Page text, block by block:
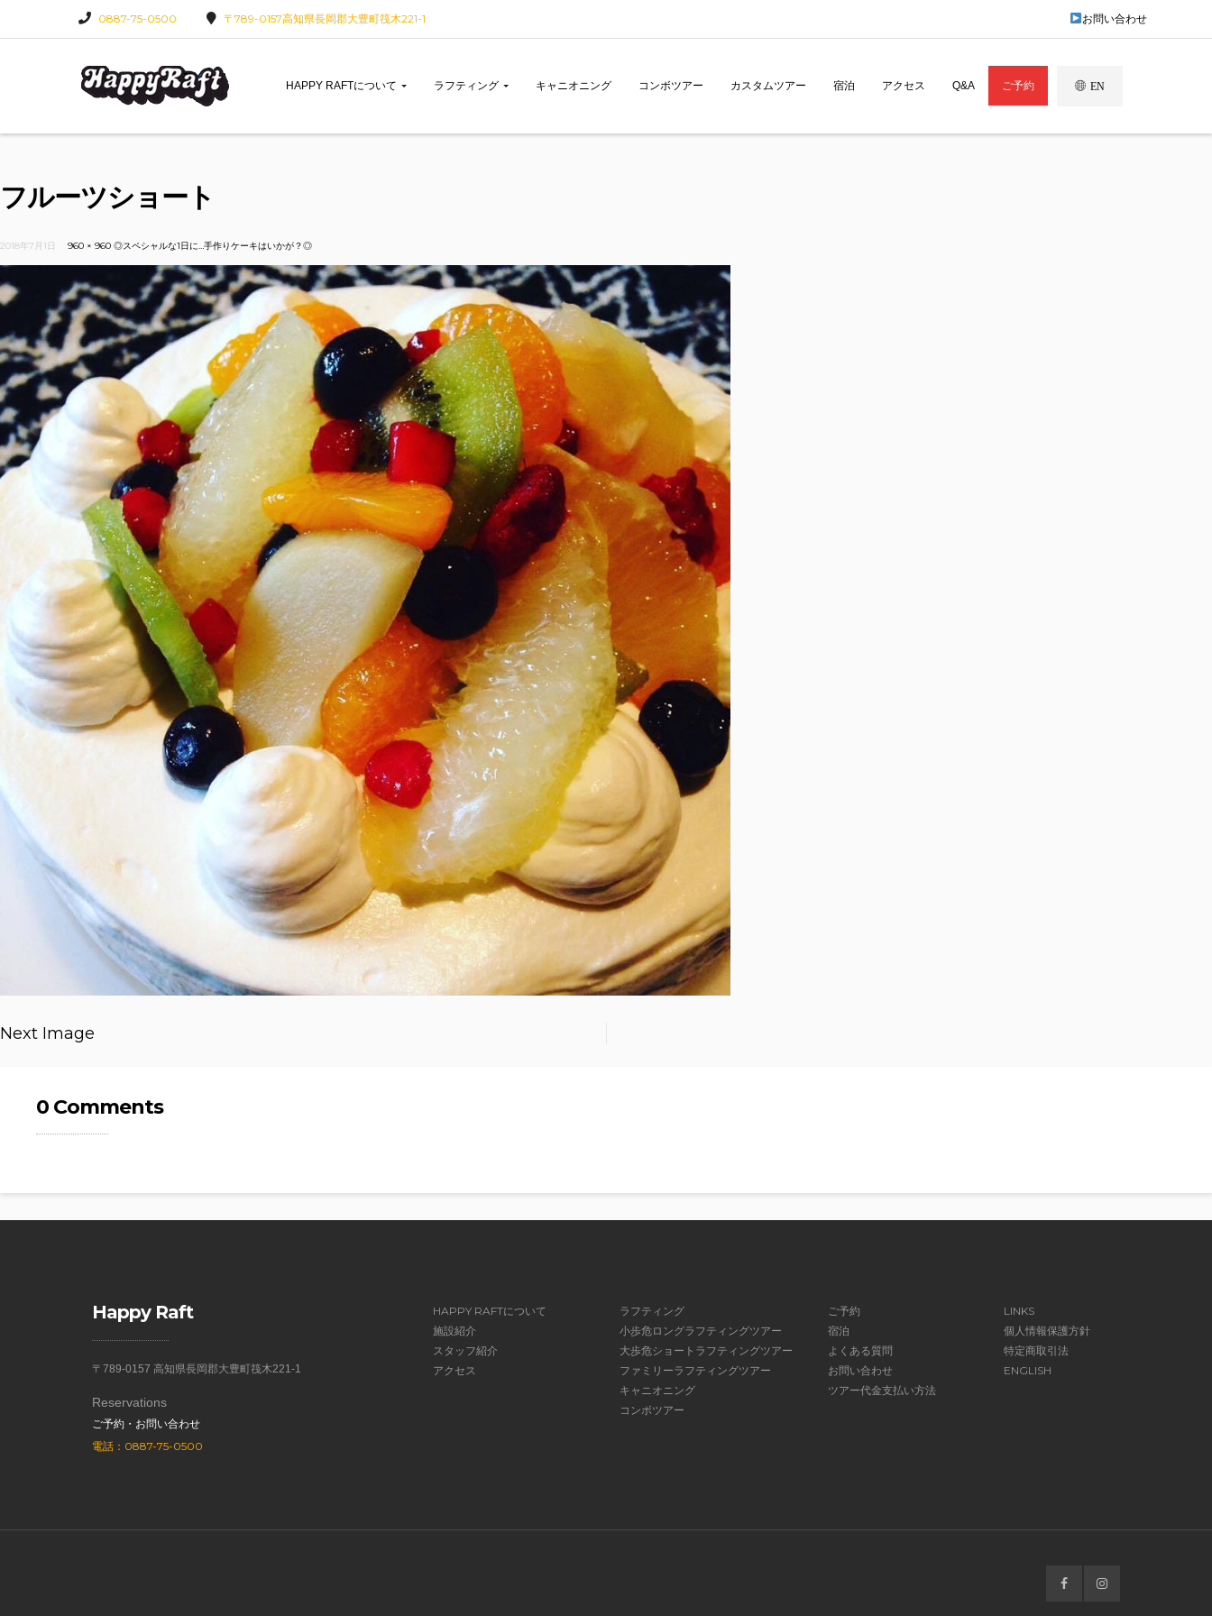
0887-75-0500 〒789-0157高知県長岡郡大豊町筏木221-1 お問い合わせ
HAPPY RAFTについて ラフティング キャニオニング コンボツアー カスタムツアー 宿泊 アクセス Q&A ご予約 EN
フルーツショート
2018年7月1日 960 × 960 ◎スペシャルな1日に…手作りケーキはいかが？◎
Next Image
0 Comments
Happy Raft
〒789-0157 高知県長岡郡大豊町筏木221-1
Reservations
ご予約・お問い合わせ
電話：0887-75-0500
HAPPY RAFTについて
施設紹介
スタッフ紹介
アクセス
ラフティング
小歩危ロングラフティングツアー
大歩危ショートラフティングツアー
ファミリーラフティングツアー
キャニオニング
コンボツアー
ご予約
宿泊
よくある質問
お問い合わせ
ツアー代金支払い方法
LINKS
個人情報保護方針
特定商取引法
ENGLISH